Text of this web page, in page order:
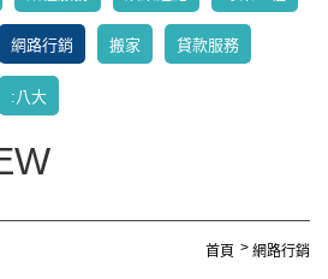
網路行銷 搬家 貸款服務
:八大
首頁 網路行銷